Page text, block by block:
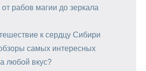
рабов магии до зеркала
к сердцу Сибири
самых интересных
любой вкус?